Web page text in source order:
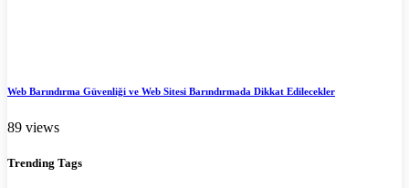
Web Barındırma Güvenliği ve Web Sitesi Barındırmada Dikkat Edilecekler
89 views
Trending Tags